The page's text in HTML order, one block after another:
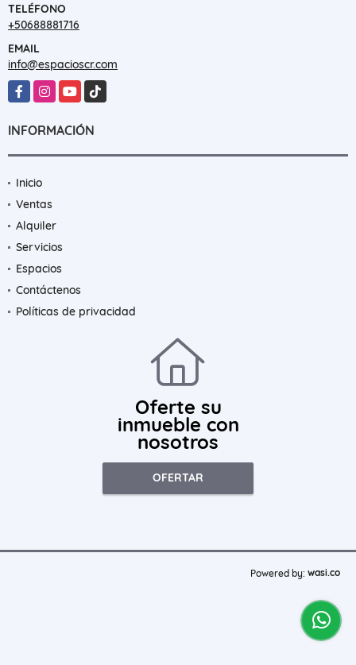
TELÉFONO
+50688881716
EMAIL
info@espacioscr.com
FacebookInstagramYouTubeTikTok
INFORMACIÓN
Inicio
Ventas
Alquiler
Servicios
Espacios
Contáctenos
Políticas de privacidad
Oferte su
inmueble con
nosotros
OFERTAR
Powered by: wasi.co